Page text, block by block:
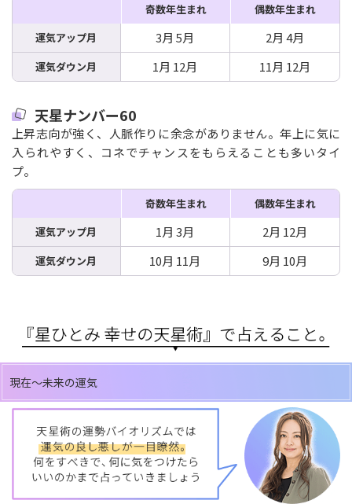
奇数年生まれ
偶数年生まれ
運気アップ月
3月 5月 2月 4月
運気ダウン月 1月 12月 11月 12月
天星ナンバー60
上昇志向が強く、人脈作りに余念がありません。年上に気に
入られやすく、コネでチャンスをもらえることも多いタイ
プ。
奇数年生まれ
偶数年生まれ
運気アップ月
1月 3月 2月 12月
運気ダウン月 10月 11月 9月 10月
現在～未来の運気